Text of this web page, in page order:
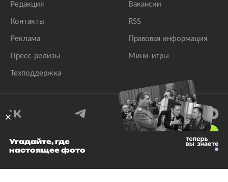
Редакция
Контакты
Реклама
Пресс-релизы
Техподдержка
Вакансии
RSS
Правовая информация
Мини-игры
© 1999–2026 Все права защищены.
Угадайте, где
настоящее фото